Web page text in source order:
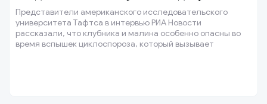
Представители американского исследовательского
университета Тафтса в интервью РИА Новости
рассказали, что клубника и малина особенно опасны во
время вспышек циклоспороза, который вызывает